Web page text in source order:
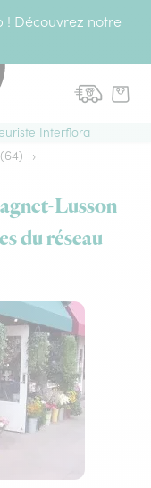
! Découvrez notre
Interflora
›
Lusson
du réseau